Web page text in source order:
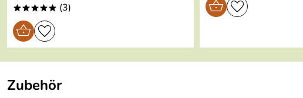
Für alle Herdarten und Ofen geeignet
***** (3)
Zubehör